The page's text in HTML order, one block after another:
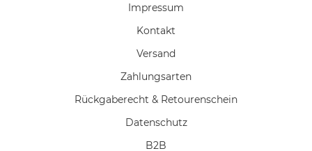
Impressum
Kontakt
Versand
Zahlungsarten
Rückgaberecht & Retourenschein
Datenschutz
B2B